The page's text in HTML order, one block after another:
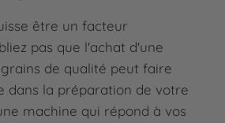
être un facteur
pas que l'achat d'une
de qualité peut faire
dans la préparation de votre
machine qui répond à vos